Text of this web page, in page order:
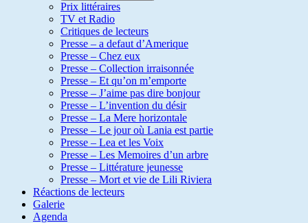
Prix littéraires
TV et Radio
Critiques de lecteurs
Presse – a defaut d’Amerique
Presse – Chez eux
Presse – Collection irraisonnée
Presse – Et qu’on m’emporte
Presse – J’aime pas dire bonjour
Presse – L’invention du désir
Presse – La Mere horizontale
Presse – Le jour où Lania est partie
Presse – Lea et les Voix
Presse – Les Memoires d’un arbre
Presse – Littérature jeunesse
Presse – Mort et vie de Lili Riviera
Réactions de lecteurs
Galerie
Agenda